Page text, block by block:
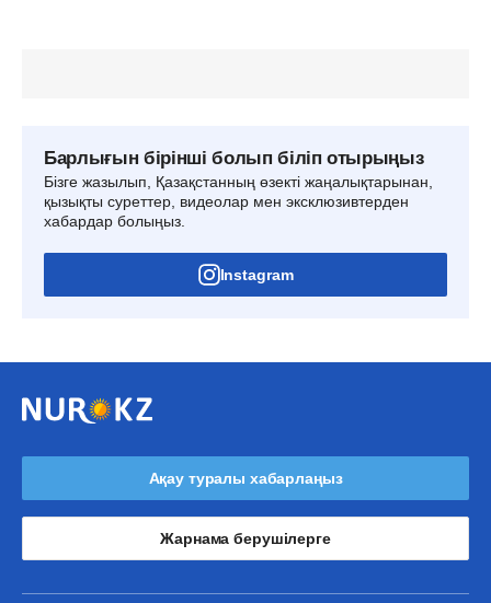
Барлығын бірінші болып біліп отырыңыз
Бізге жазылып, Қазақстанның өзекті жаңалықтарынан,
қызықты суреттер, видеолар мен эксклюзивтерден
хабардар болыңыз.
Instagram
Ақау туралы хабарлаңыз
Жарнама берушілерге